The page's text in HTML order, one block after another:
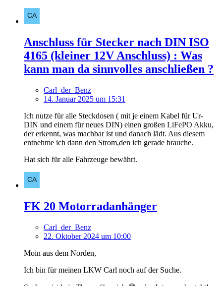
Anschluss für Stecker nach DIN ISO
4165 (kleiner 12V Anschluss) : Was
kann man da sinnvolles anschließen ?
Carl_der_Benz
14. Januar 2025 um 15:31
Ich nutze für alle Steckdosen ( mit je einem Kabel für Ur-
DIN und einem für neues DIN) einen großen LiFePO Akku,
der erkennt, was machbar ist und danach lädt. Aus diesem
entnehme ich dann den Strom,den ich gerade brauche.
Hat sich für alle Fahrzeuge bewährt.
FK 20 Motorradanhänger
Carl_der_Benz
22. Oktober 2024 um 10:00
Moin aus dem Norden,
Ich bin für meinen LKW Carl noch auf der Suche.